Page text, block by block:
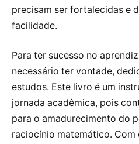
precisam ser fortalecidas e
facilidade.
Para ter sucesso no
necessário ter vontade,
estudos. Este livro é um
jornada acadêmica, pois
para o amadurecimento do
raciocínio matemático. Com